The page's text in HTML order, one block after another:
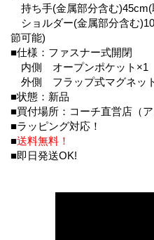
持ち手(金属部分含む)45cm(
ショルダー(金属部分含む
節可能)
■仕様：ファスナー式開閉
内側 オープンポケット×1
外側 フラップ式マグネッ
■状態：新品
■買付場所：コーチ直営店（ア
■ラッピング対応！
■送料無料！
■即日発送OK!